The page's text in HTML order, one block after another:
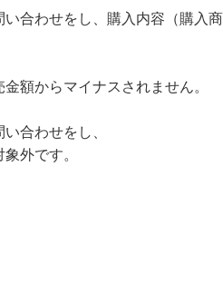
合わせをし、購入内容（購入
額からマイナスされません。
合わせをし、
外です。